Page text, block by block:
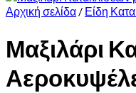
Αρχική σελίδα/ Είδη
Μαξιλάρι